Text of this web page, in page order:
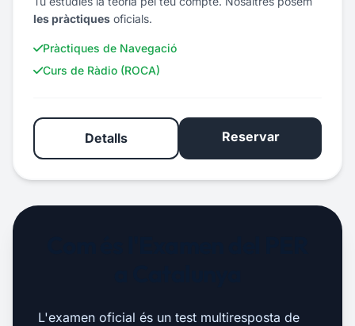
les pràctiques oficials.
Pràctiques de Navegació
Curs de Ràdio (ROCA)
Detalls Reservar
L'examen oficial és un test multiresposta de